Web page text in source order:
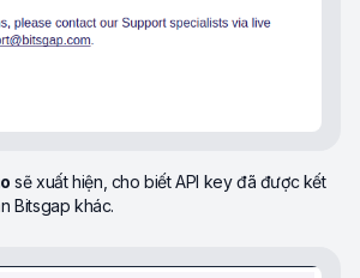
sẽ xuất hiện, cho biết API key đã được kết
Bitsgap khác.